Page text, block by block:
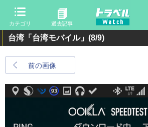
カテゴリ 過去記事
台湾「台湾モバイル」 (8/9)
前の画像